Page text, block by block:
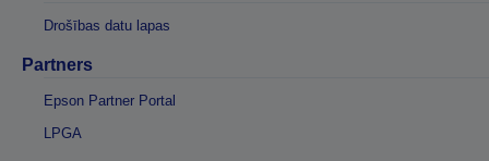
Drošības datu lapas
Partners
Epson Partner Portal
LPGA